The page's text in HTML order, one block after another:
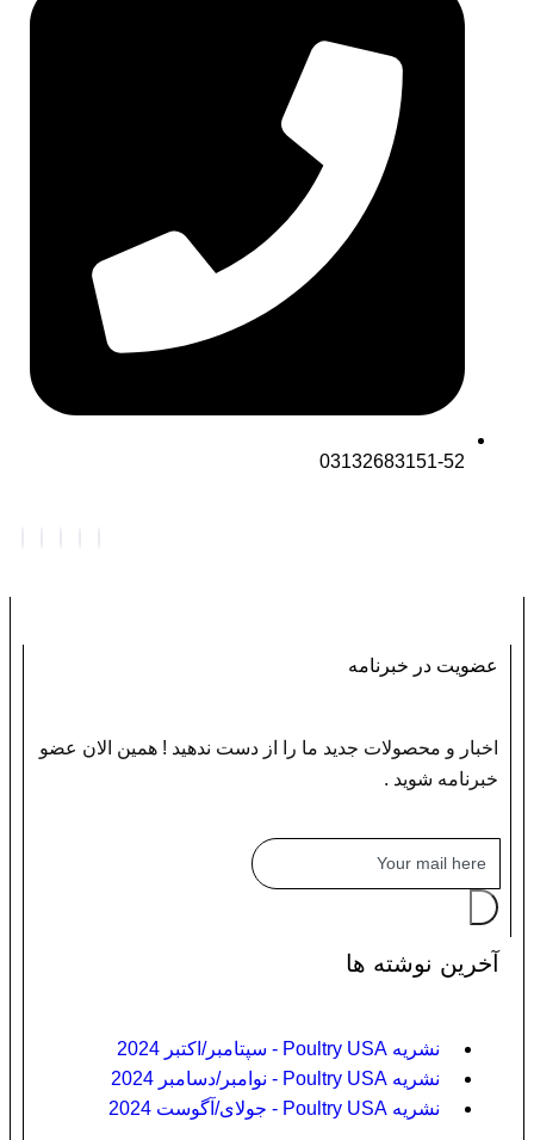
03132683151-52
عضویت در خبرنامه
اخبار و محصولات جدید ما را از دست ندهید ! همین الان عضو
خبرنامه شوید .
آخرین نوشته ها
نشریه Poultry USA - سپتامبر/اکتبر 2024
نشریه Poultry USA - نوامبر/دسامبر 2024
نشریه Poultry USA - جولای/آگوست 2024